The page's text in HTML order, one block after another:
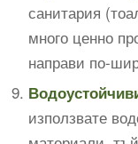
санитария
много ценно
направи по-
използвате